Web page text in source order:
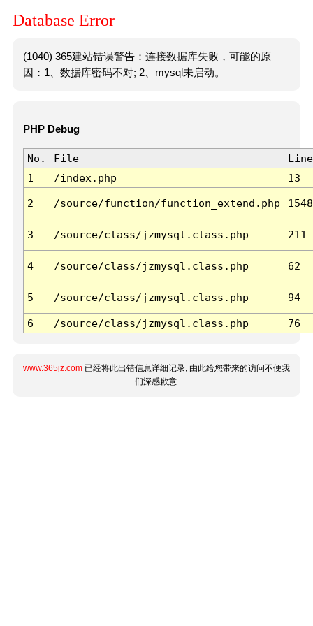
Database Error
(1040) 365建站错误警告：连接数据库失败，可能的原
因：1、数据库密码不对; 2、mysql未启动。
PHP Debug
No. File
Line
1
/index.php 13
2 /source/function/function_extend.php 1548
3 /source/class/jzmysql.class.php 211
4 /source/class/jzmysql.class.php 62
5 /source/class/jzmysql.class.php 94
6 /source/class/jzmysql.class.php 76
www.365jz.com 已经将此出错信息详细记录, 由此给您带来的访问不便我
们深感歉意.